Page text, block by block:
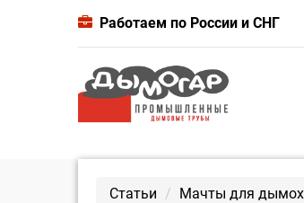
Работаем по России и СНГ
Статьи Мачты для